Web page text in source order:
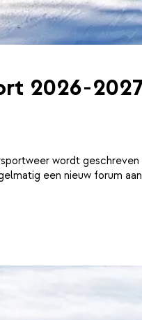
2026-
wordt
een nieuw forum